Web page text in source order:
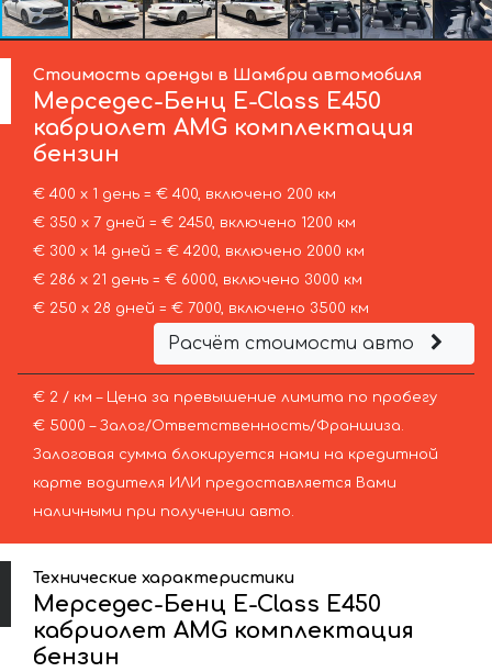
Стоимость аренды в Шамбри автомобиля
Мерседес-Бенц E-Class E450
кабриолет AMG комплектация
бензин
€ 400 х 1 день = € 400, включено 200 км
€ 350 х 7 дней = € 2450, включено 1200 км
€ 300 х 14 дней = € 4200, включено 2000 км
€ 286 х 21 день = € 6000, включено 3000 км
€ 250 х 28 дней = € 7000, включено 3500 км
Расчёт стоимости авто
€ 2 / км – Цена за превышение лимита по пробегу
€ 5000 – Залог/Ответственность/Франшиза.
Залоговая сумма блокируется нами на кредитной
карте водителя ИЛИ предоставляется Вами
наличными при получении авто.
Технические характеристики
Мерседес-Бенц E-Class E450
кабриолет AMG комплектация
бензин